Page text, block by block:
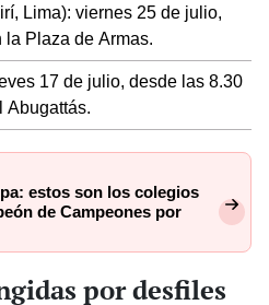
Lima): viernes 25 de julio,
la Plaza de Armas.
17 de julio, desde las 8.30
Abugattás.
estos son los colegios
de Campeones por
por desfiles